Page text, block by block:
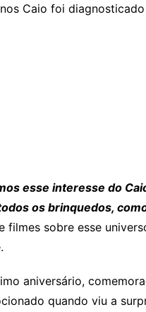
Caio foi
esse interesse do
os brinquedos,
filmes sobre esse
aniversário,
quando viu a